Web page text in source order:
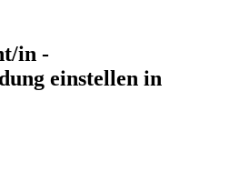
in -
einstellen in